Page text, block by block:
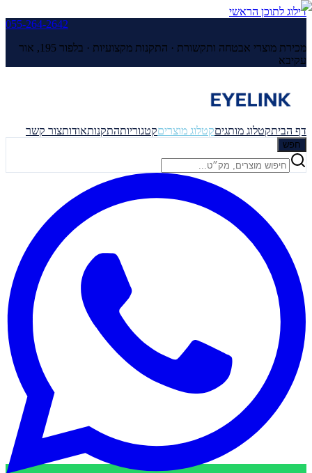
דילוג לתוכן הראשי
055-264-2642
מכירת מוצרי אבטחה ותקשורת · התקנות מקצועיות ·
בלפור 195, אור
עקיבא
דף הביתקטלוג מותגיםקטלוג מוצריםקטגוריותהתקנותאודותצור קשר
חפש